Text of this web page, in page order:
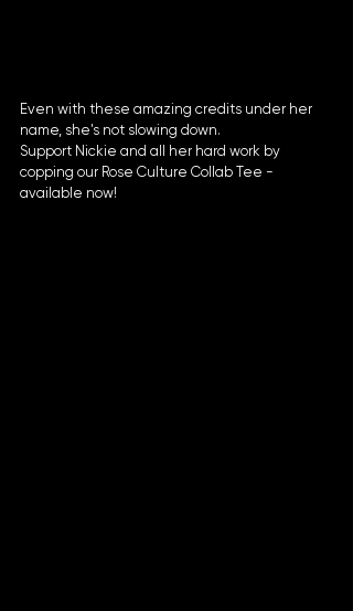
Even with these amazing credits under her
name, she's not slowing down.
Support Nickie and all her hard work by
copping our Rose Culture Collab Tee -
available now!